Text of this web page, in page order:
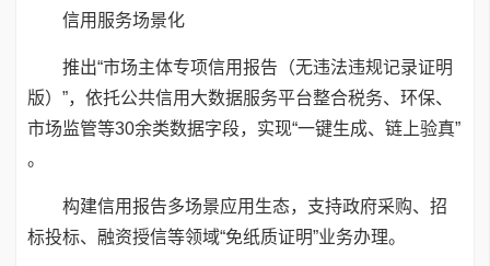
信用服务场景化
推出“市场主体专项信用报告（无违法违规记录证明
版）”，依托公共信用大数据服务平台整合税务、环保、
市场监管等30余类数据字段，实现“一键生成、链上验真”
。
构建信用报告多场景应用生态，支持政府采购、招
标投标、融资授信等领域“免纸质证明”业务办理。